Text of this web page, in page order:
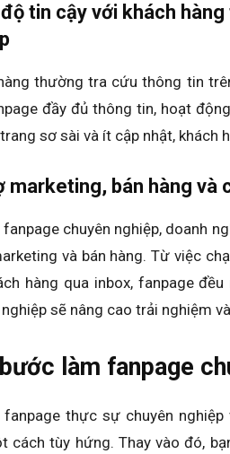
tin cậy với khách
thường tra cứu thông tin
đầy đủ thông tin, hoạt
sơ sài và ít cập nhật, khách
marketing, bán hàng và
fanpage chuyên nghiệp, doanh
và bán hàng. Từ việc
hàng qua inbox, fanpage
sẽ nâng cao trải nghiệm
làm fanpage
thực sự chuyên nghiệp
cách tùy hứng. Thay vào đó,